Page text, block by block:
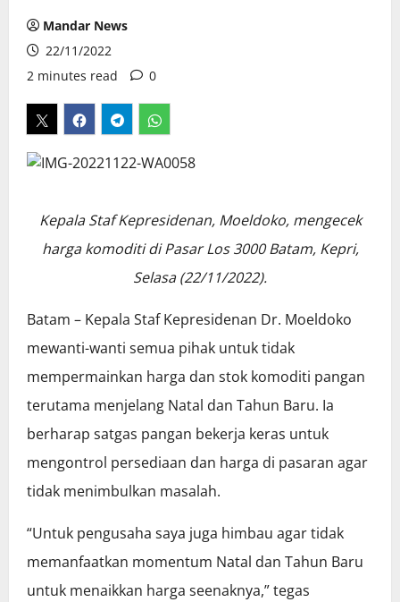
Mandar News
22/11/2022
2 minutes read
0
Kepala Staf Kepresidenan, Moeldoko, mengecek
harga komoditi di Pasar Los 3000 Batam, Kepri,
Selasa (22/11/2022).
Batam – Kepala Staf Kepresidenan Dr. Moeldoko
mewanti-wanti semua pihak untuk tidak
mempermainkan harga dan stok komoditi pangan
terutama menjelang Natal dan Tahun Baru. Ia
berharap satgas pangan bekerja keras untuk
mengontrol persediaan dan harga di pasaran agar
tidak menimbulkan masalah.
“Untuk pengusaha saya juga himbau agar tidak
memanfaatkan momentum Natal dan Tahun Baru
untuk menaikkan harga seenaknya,” tegas